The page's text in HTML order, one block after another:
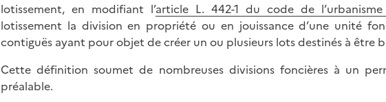
lotissement, en modifiant l’article L. 442-1 du code de l’urbanisme
lotissement la division en propriété ou en jouissance d’une unité
contiguës ayant pour objet de créer un ou plusieurs lots destinés à être
Cette définition soumet de nombreuses divisions foncières à un
préalable.